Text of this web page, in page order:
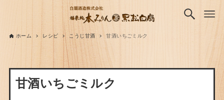
ホーム レシピ こうじ甘酒 甘酒いちごミルク
甘酒いちごミルク